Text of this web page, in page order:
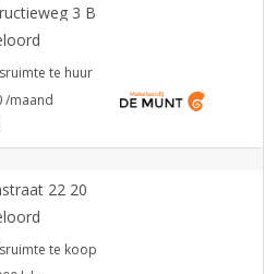
3 B
te huur
/maand
22 20
te koop